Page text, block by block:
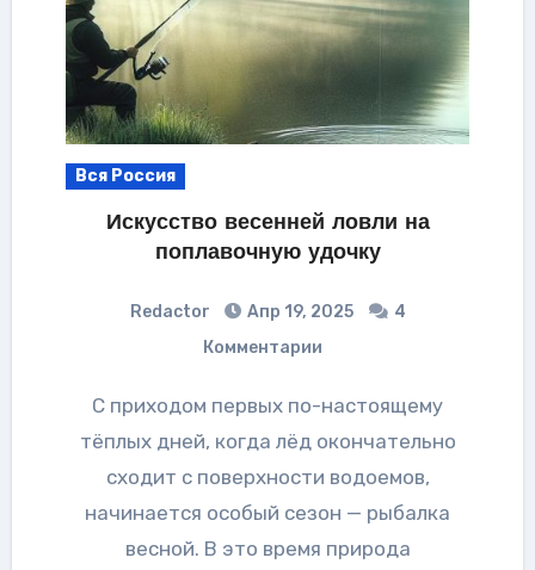
Вся Россия
Искусство весенней ловли на
поплавочную удочку
Redactor Апр 19, 2025
4
Комментарии
С приходом первых по-настоящему
тёплых дней, когда лёд окончательно
сходит с поверхности водоемов,
начинается особый сезон — рыбалка
весной. В это время природа